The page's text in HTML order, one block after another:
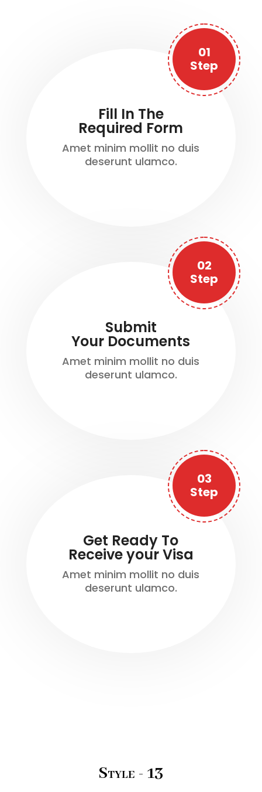
Fill In The
Required Form
Amet minim mollit no duis
deserunt ulamco.
01
Step
Submit
Your Documents
Amet minim mollit no duis
deserunt ulamco.
02
Step
Get Ready To
Receive your Visa
Amet minim mollit no duis
deserunt ulamco.
03
Step
Style - 13